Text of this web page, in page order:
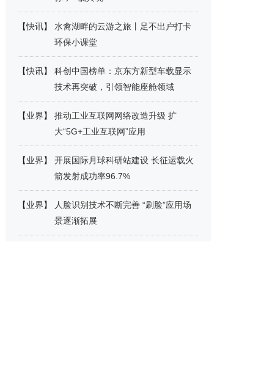
【快讯】
水禽湖畔的云游之旅丨足不出户打卡
环保小课堂
【快讯】
科创中国榜单：京东方新型车载显示
技术再突破，引领智能座舱领域
【业界】
推动工业互联网网络改造升级 扩
大“5G+工业互联网”应用
【业界】
开展国际月球科研站建设 长征运载火
箭发射成功率96.7%
【业界】
人脸识别技术不断完善 “刷脸”应用场
景逐渐拓展